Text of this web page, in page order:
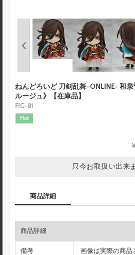
ねんどろいど 刀剣乱舞-ONLINE- 和泉
ルージュ》【在庫品】
FIG-81
Hot
只今お取扱い出来
商品詳細
商品詳細
備考
画像は実際の商品